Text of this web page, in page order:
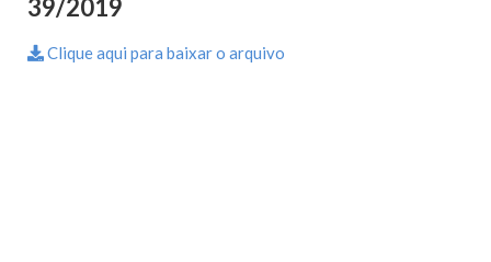
39/2019
Clique aqui para baixar o arquivo